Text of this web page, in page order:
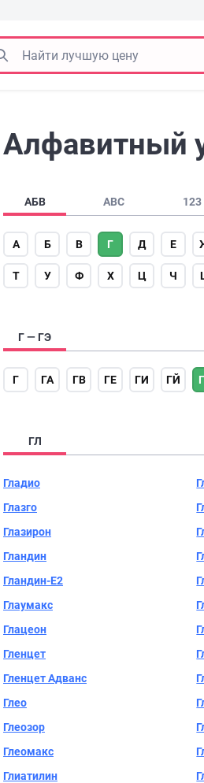
Алфавитный
АБВ ABC 123
А Б В Г Д Е
Т У Ф Х Ц Ч
Г — ГЭ
Г ГА ГВ ГЕ ГИ ГЙ
ГЛ
Гладио
Глазго
Глазирон
Гландин
Гландин-Е2
Глаумакс
Глацеон
Гленцет
Гленцет Адванс
Глео
Глеозор
Глеомакс
Глиатилин